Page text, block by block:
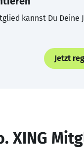
kannst Du
Jetzt
XING